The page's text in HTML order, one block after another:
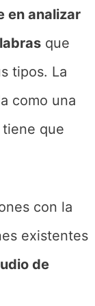
en analizar
que
tipos. La
como una
que
con la
existentes
de